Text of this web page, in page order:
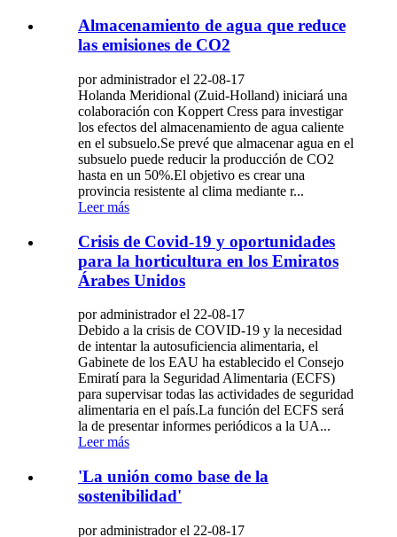
Almacenamiento de agua que reduce
las emisiones de CO2
por administrador el 22-08-17
Holanda Meridional (Zuid-Holland) iniciará una
colaboración con Koppert Cress para investigar
los efectos del almacenamiento de agua caliente
en el subsuelo.Se prevé que almacenar agua en el
subsuelo puede reducir la producción de CO2
hasta en un 50%.El objetivo es crear una
provincia resistente al clima mediante r...
Leer más
Crisis de Covid-19 y oportunidades
para la horticultura en los Emiratos
Árabes Unidos
por administrador el 22-08-17
Debido a la crisis de COVID-19 y la necesidad
de intentar la autosuficiencia alimentaria, el
Gabinete de los EAU ha establecido el Consejo
Emiratí para la Seguridad Alimentaria (ECFS)
para supervisar todas las actividades de seguridad
alimentaria en el país.La función del ECFS será
la de presentar informes periódicos a la UA...
Leer más
'La unión como base de la
sostenibilidad'
por administrador el 22-08-17